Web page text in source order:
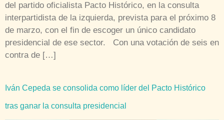
del partido oficialista Pacto Histórico, en la consulta
interpartidista de la izquierda, prevista para el próximo 8
de marzo, con el fin de escoger un único candidato
presidencial de ese sector. Con una votación de seis en
contra de […]
Iván Cepeda se consolida como líder del Pacto Histórico
tras ganar la consulta presidencial